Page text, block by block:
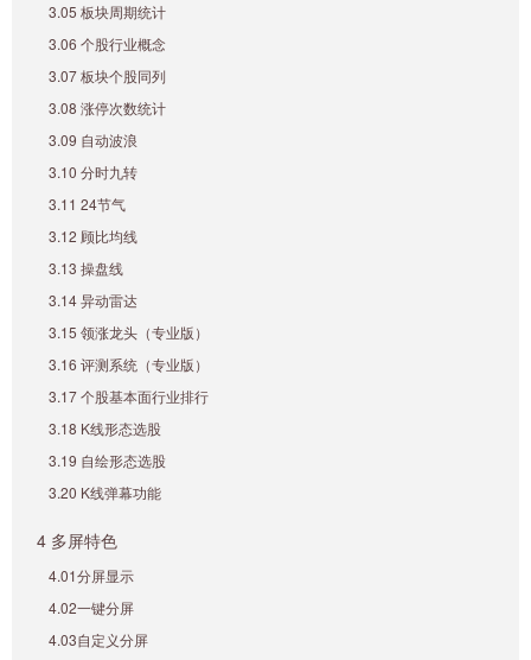
3.05 板块周期统计
3.06 个股行业概念
3.07 板块个股同列
3.08 涨停次数统计
3.09 自动波浪
3.10 分时九转
3.11 24节气
3.12 顾比均线
3.13 操盘线
3.14 异动雷达
3.15 领涨龙头（专业版）
3.16 评测系统（专业版）
3.17 个股基本面行业排行
3.18 K线形态选股
3.19 自绘形态选股
3.20 K线弹幕功能
4 多屏特色
4.01分屏显示
4.02一键分屏
4.03自定义分屏